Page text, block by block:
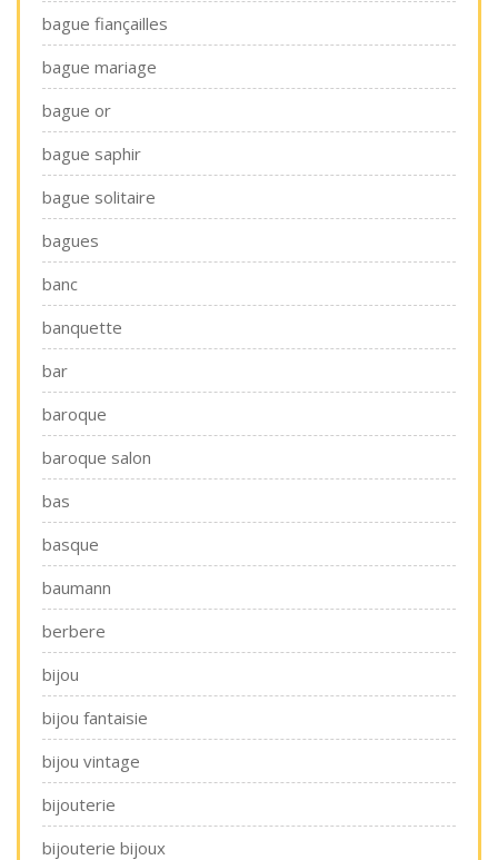
bague fiançailles
bague mariage
bague or
bague saphir
bague solitaire
bagues
banc
banquette
bar
baroque
baroque salon
bas
basque
baumann
berbere
bijou
bijou fantaisie
bijou vintage
bijouterie
bijouterie bijoux